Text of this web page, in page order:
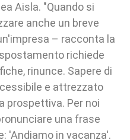
Aisla. "Quando si
anche un breve
– racconta la
richiede
rinunce. Sapere di
e attrezzato
prospettiva. Per noi
una frase
'Andiamo in vacanza'.